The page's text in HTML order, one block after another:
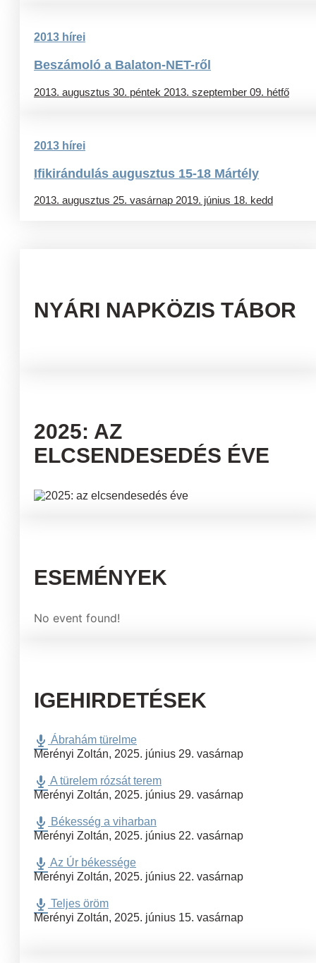
2013 hírei
Beszámoló a Balaton-NET-ről
2013. augusztus 30. péntek 2013. szeptember 09. hétfő
2013 hírei
Ifikirándulás augusztus 15-18 Mártély
2013. augusztus 25. vasárnap 2019. június 18. kedd
NYÁRI NAPKÖZIS TÁBOR
2025: AZ
ELCSENDESEDÉS ÉVE
ESEMÉNYEK
No event found!
IGEHIRDETÉSEK
Ábrahám türelme
Merényi Zoltán, 2025. június 29. vasárnap
A türelem rózsát terem
Merényi Zoltán, 2025. június 29. vasárnap
Békesség a viharban
Merényi Zoltán, 2025. június 22. vasárnap
Az Úr békessége
Merényi Zoltán, 2025. június 22. vasárnap
Teljes öröm
Merényi Zoltán, 2025. június 15. vasárnap